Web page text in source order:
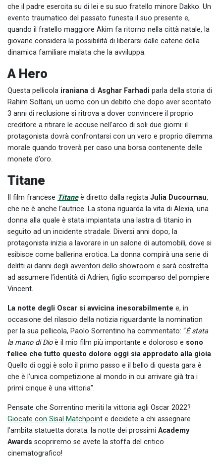
che il padre esercita su di lei e su suo fratello minore Dakko. Un
evento traumatico del passato funesta il suo presente e,
quando il fratello maggiore Akim fa ritorno nella città natale, la
giovane considera la possibilità di liberarsi dalle catene della
dinamica familiare malata che la avviluppa.
A Hero
Questa pellicola iraniana di Asghar Farhadi parla della storia di
Rahim Soltani, un uomo con un debito che dopo aver scontato
3 anni di reclusione si ritrova a dover convincere il proprio
creditore a ritirare le accuse nell’arco di soli due giorni: il
protagonista dovrà confrontarsi con un vero e proprio dilemma
morale quando troverà per caso una borsa contenente delle
monete d’oro.
Titane
Il film francese Titaneè diretto dalla regista Julia Ducournau,
che ne è anche l’autrice. La storia riguarda la vita di Alexia, una
donna alla quale è stata impiantata una lastra di titanio in
seguito ad un incidente stradale. Diversi anni dopo, la
protagonista inizia a lavorare in un salone di automobili, dove si
esibisce come ballerina erotica. La donna compirà una serie di
delitti ai danni degli avventori dello showroom e sarà costretta
ad assumere l’identità di Adrien, figlio scomparso del pompiere
Vincent.
La notte degli Oscar si avvicina inesorabilmente e, in
occasione del rilascio della notizia riguardante la nomination
per la sua pellicola, Paolo Sorrentino ha commentato: “È stata
la mano di Dioè il mio film più importante e doloroso e sono
felice che tutto questo dolore oggi sia approdato alla gioia.
Quello di oggi è solo il primo passo e il bello di questa gara è
che è l’unica competizione al mondo in cui arrivare già tra i
primi cinque è una vittoria”.
Pensate che Sorrentino meriti la vittoria agli Oscar 2022?
Giocate con Sisal Matchpoint e decidete a chi assegnare
l’ambita statuetta dorata: la notte dei prossimi Academy
Awards scopriremo se avete la stoffa del critico
cinematografico!